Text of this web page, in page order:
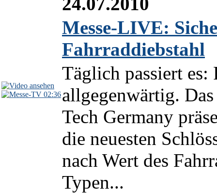
02:36
Messe-LIVE:
Fahrraddiebstahl
Täglich passiert es:
allgegenwärtig.
Tech Germany
die neuesten
nach Wert des
Typen...